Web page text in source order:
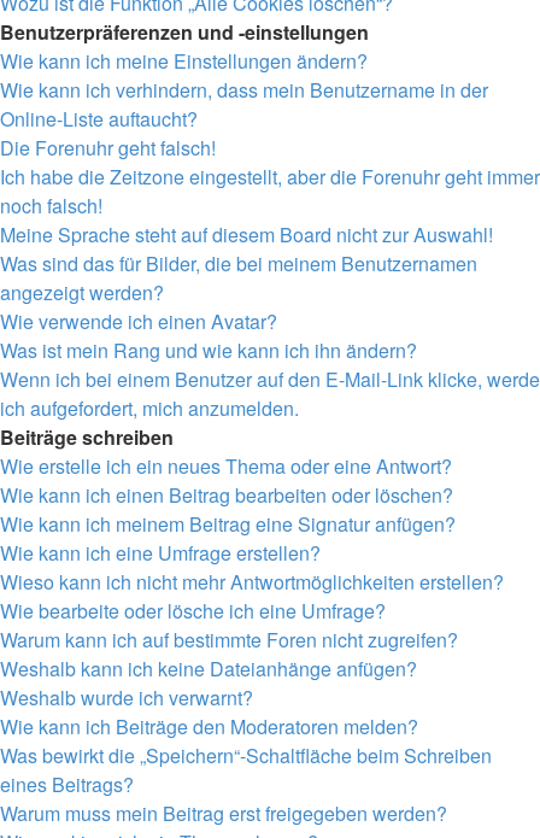
Benutzerpräferenzen und -einstellungen
Wie kann ich meine Einstellungen ändern?
Wie kann ich verhindern, dass mein Benutzername in der
Online-Liste auftaucht?
Die Forenuhr geht falsch!
Ich habe die Zeitzone eingestellt, aber die Forenuhr geht immer
noch falsch!
Meine Sprache steht auf diesem Board nicht zur Auswahl!
Was sind das für Bilder, die bei meinem Benutzernamen
angezeigt werden?
Wie verwende ich einen Avatar?
Was ist mein Rang und wie kann ich ihn ändern?
Wenn ich bei einem Benutzer auf den E-Mail-Link klicke, werde
ich aufgefordert, mich anzumelden.
Beiträge schreiben
Wie erstelle ich ein neues Thema oder eine Antwort?
Wie kann ich einen Beitrag bearbeiten oder löschen?
Wie kann ich meinem Beitrag eine Signatur anfügen?
Wie kann ich eine Umfrage erstellen?
Wieso kann ich nicht mehr Antwortmöglichkeiten erstellen?
Wie bearbeite oder lösche ich eine Umfrage?
Warum kann ich auf bestimmte Foren nicht zugreifen?
Weshalb kann ich keine Dateianhänge anfügen?
Weshalb wurde ich verwarnt?
Wie kann ich Beiträge den Moderatoren melden?
Was bewirkt die „Speichern“-Schaltfläche beim Schreiben
eines Beitrags?
Warum muss mein Beitrag erst freigegeben werden?